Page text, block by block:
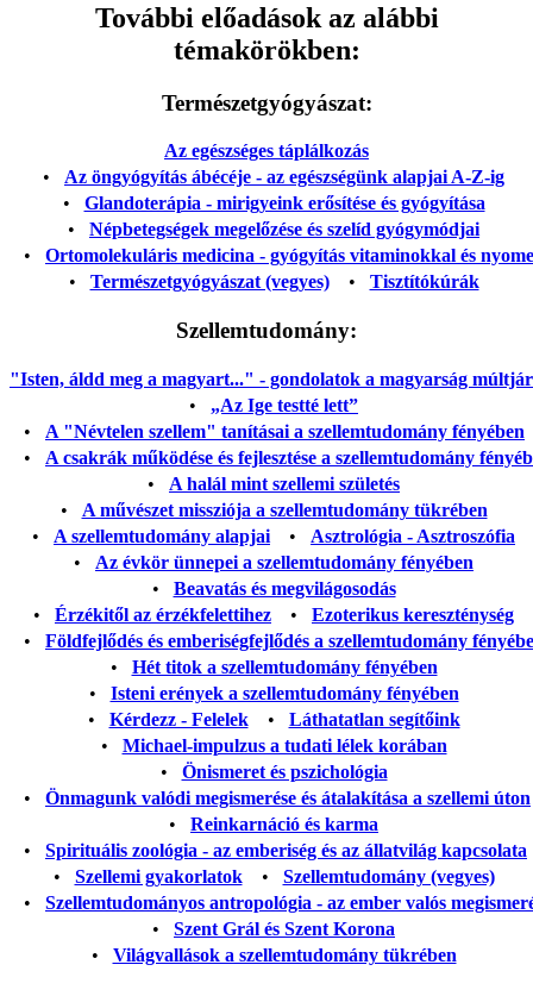
További előadások az alábbi
témakörökben:
Természetgyógyászat:
Az egészséges táplálkozás
• Az öngyógyítás ábécéje - az egészségünk alapjai A-Z-ig
• Glandoterápia - mirigyeink erősítése és gyógyítása
• Népbetegségek megelőzése és szelíd gyógymódjai
• Ortomolekuláris medicina - gyógyítás vitaminokkal és
• Természetgyógyászat (vegyes)• Tisztítókúrák
Szellemtudomány:
"Isten, áldd meg a magyart..." - gondolatok a magyarság
• „Az Ige testté lett”
• A "Névtelen szellem" tanításai a szellemtudomány fényében
• A csakrák működése és fejlesztése a szellemtudomány
• A halál mint szellemi születés
• A művészet missziója a szellemtudomány tükrében
• A szellemtudomány alapjai • Asztrológia - Asztroszófia
• Az évkör ünnepei a szellemtudomány fényében
• Beavatás és megvilágosodás
• Érzékitől az érzékfelettihez • Ezoterikus kereszténység
• Földfejlődés és emberiségfejlődés a szellemtudomány
• Hét titok a szellemtudomány fényében
• Isteni erények a szellemtudomány fényében
• Kérdezz - Felelek• Láthatatlan segítőink
• Michael-impulzus a tudati lélek korában
• Önismeret és pszichológia
• Önmagunk valódi megismerése és átalakítása a szellemi úton
• Reinkarnáció és karma
• Spirituális zoológia - az emberiség és az állatvilág kapcsolata
• Szellemi gyakorlatok• Szellemtudomány (vegyes)
• Szellemtudományos antropológia - az ember valós
• Szent Grál és Szent Korona
• Világvallások a szellemtudomány tükrében